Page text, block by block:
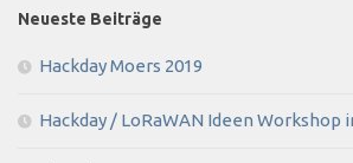
Neueste Beiträge
Hackday Moers 2019
Hackday / LoRaWAN Ideen Workshop